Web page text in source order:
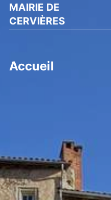
MAIRIE DE
CERVIÈRES
Accueil